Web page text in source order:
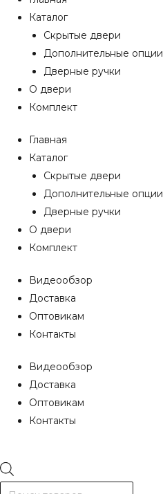
Каталог
Скрытые двери
Дополнительные опции
Дверные ручки
О двери
Комплект
Главная
Каталог
Скрытые двери
Дополнительные опции
Дверные ручки
О двери
Комплект
Видеообзор
Доставка
Оптовикам
Контакты
Видеообзор
Доставка
Оптовикам
Контакты
Поиск